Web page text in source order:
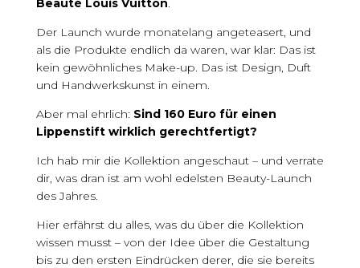
Beauté Louis Vuitton.
Der Launch wurde monatelang angeteasert, und
als die Produkte endlich da waren, war klar: Das ist
kein gewöhnliches Make-up. Das ist Design, Duft
und Handwerkskunst in einem.
Aber mal ehrlich: Sind 160 Euro für einen
Lippenstift wirklich gerechtfertigt?
Ich hab mir die Kollektion angeschaut – und verrate
dir, was dran ist am wohl edelsten Beauty-Launch
des Jahres.
Hier erfährst du alles, was du über die Kollektion
wissen musst – von der Idee über die Gestaltung
bis zu den ersten Eindrücken derer, die sie bereits